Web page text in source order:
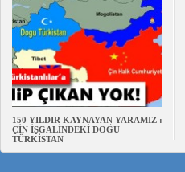
150 YILDIR KAYNAYAN YARAMIZ :
ÇİN İŞGALİNDEKİ DOĞU
TÜRKİSTAN